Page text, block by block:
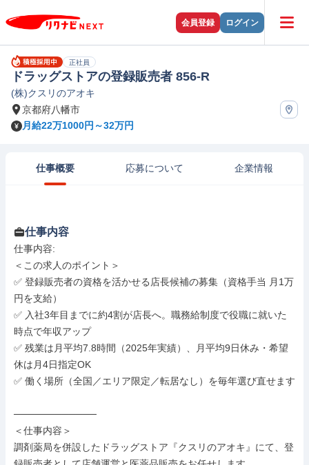
会員登録 ログイン
正社員
ドラッグストアの登録販売者 856-R
(株)クスリのアオキ
京都府八幡市
月給22万1000円～32万円
仕事概要 応募について 企業情報
仕事内容
仕事内容:
＜この求人のポイント＞
✅ 登録販売者の資格を活かせる店長候補の募集（資格手当 月1万
円を支給）
✅ 入社3年目までに約4割が店長へ。職務給制度で役職に就いた
時点で年収アップ
✅ 残業は月平均7.8時間（2025年実績）、月平均9日休み・希望
休は月4日指定OK
✅ 働く場所（全国／エリア限定／転居なし）を毎年選び直せます
────────────
＜仕事内容＞
調剤薬局を併設したドラッグストア『クスリのアオキ』にて、登